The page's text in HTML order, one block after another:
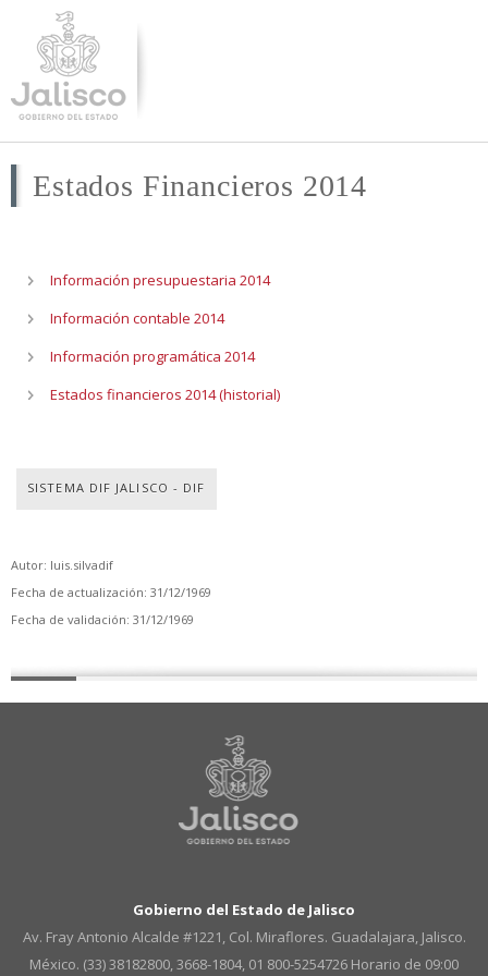
Estados Financieros 2014
Información presupuestaria 2014
Información contable 2014
Información programática 2014
Estados financieros 2014 (historial)
SISTEMA DIF JALISCO - DIF
Autor: luis.silvadif
Fecha de actualización: 31/12/1969
Fecha de validación: 31/12/1969
Gobierno del Estado de Jalisco
Av. Fray Antonio Alcalde #1221, Col. Miraflores. Guadalajara, Jalisco.
México. (33) 38182800, 3668-1804, 01 800-5254726 Horario de 09:00